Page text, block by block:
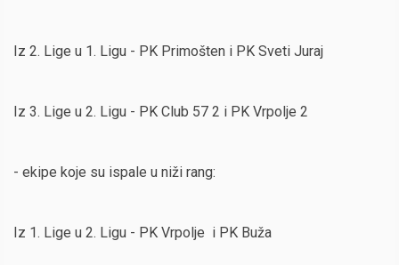
Iz 2. Lige u 1. Ligu - PK Primošten i PK Sveti Juraj
Iz 3. Lige u 2. Ligu - PK Club 57 2 i PK Vrpolje 2
- ekipe koje su ispale u niži rang:
Iz 1. Lige u 2. Ligu - PK Vrpolje i PK Buža